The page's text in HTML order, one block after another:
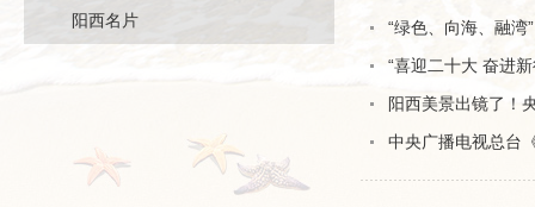
阳西名片
“绿色、向海、融湾
“喜迎二十大 奋进
阳西美景出镜了！
中央广播电视总台